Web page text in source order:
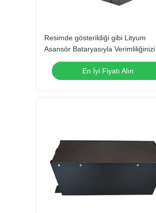
Resimde gösterildiği gibi Lityum
Asansör Bataryasıyla Verimliliğinizi
Maksimize Edin
En İyi Fiyatı Alın